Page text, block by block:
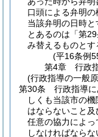
口頭による弁明の
当該弁明の日時と
とあるのは「第
み替えるものとす
(平16条例
第4章
行政
(行政指導の一般
第30条
行政指導
しくも当該市の
はならないこと
任意の協力によ
しなければならな